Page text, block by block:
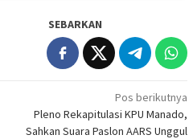
SEBARKAN
Pos berikutnya
Pleno Rekapitulasi KPU Manado,
Sahkan Suara Paslon AARS Unggul